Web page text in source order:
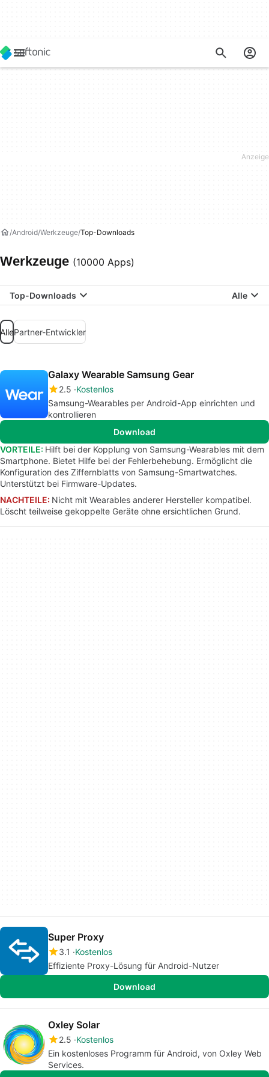
Android Werkzeuge Top-Downloads
Werkzeuge (10000 Apps)
Top-Downloads Alle
AllePartner-Entwickler
Galaxy Wearable Samsung Gear
2.5 Kostenlos
Samsung-Wearables per Android-App einrichten und
kontrollieren
Download
VORTEILE: Hilft bei der Kopplung von Samsung-Wearables mit dem
Smartphone. Bietet Hilfe bei der Fehlerbehebung. Ermöglicht die
Konfiguration des Ziffernblatts von Samsung-Smartwatches.
Unterstützt bei Firmware-Updates.
NACHTEILE: Nicht mit Wearables anderer Hersteller kompatibel.
Löscht teilweise gekoppelte Geräte ohne ersichtlichen Grund.
Super Proxy
3.1
Kostenlos
Effiziente Proxy-Lösung für Android-Nutzer
Download
Oxley Solar
2.5 Kostenlos
Ein kostenloses Programm für Android, von Oxley Web
Services.